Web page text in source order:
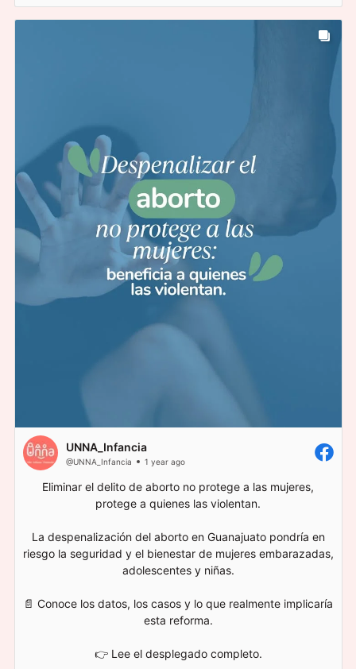
UNNA_Infancia
@UNNA_Infancia 1 year ago
Eliminar el delito de aborto no protege a las mujeres,
protege a quienes las violentan.
La despenalización del aborto en Guanajuato pondría en
riesgo la seguridad y el bienestar de mujeres embarazadas,
adolescentes y niñas.
📄 Conoce los datos, los casos y lo que realmente implicaría
esta reforma.
👉 Lee el desplegado completo.